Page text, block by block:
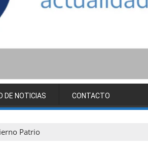
DE NOTICIAS CONTACTO
Patrio